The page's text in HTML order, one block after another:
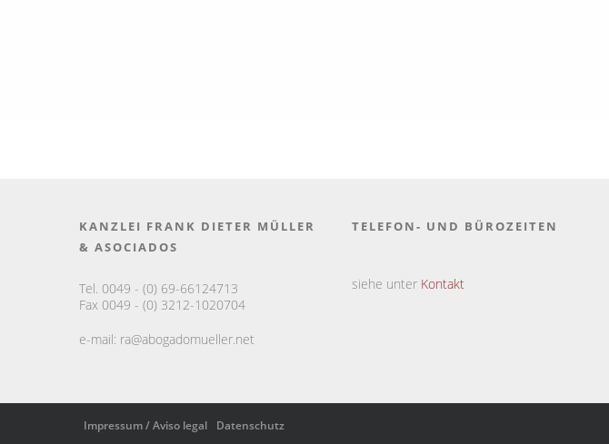
KANZLEI FRANK DIETER MÜLLER
& ASOCIADOS
Tel. 0049 - (0) 69-66124713
Fax 0049 - (0) 3212-1020704
e-mail: ra@abogadomueller.net
TELEFON- UND BÜROZEITEN
siehe unter Kontakt
Impressum / Aviso legal Datenschutz